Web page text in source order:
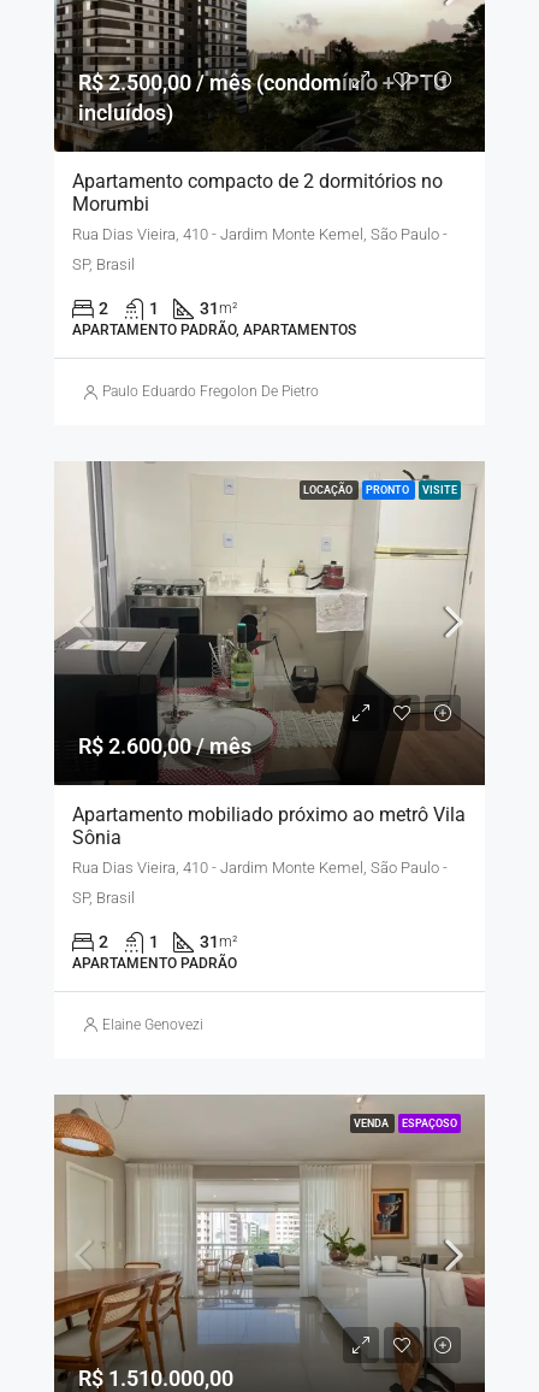
R$ 2.500,00 / mês (condomínio + IPTU
incluídos)
Apartamento compacto de 2 dormitórios no
Morumbi
Rua Dias Vieira, 410 - Jardim Monte Kemel, São Paulo -
SP, Brasil
2 1 31m²
APARTAMENTO PADRÃO, APARTAMENTOS
Paulo Eduardo Fregolon De Pietro
LOCAÇÃO PRONTO VISITE
R$ 2.600,00 / mês
Apartamento mobiliado próximo ao metrô Vila
Sônia
Rua Dias Vieira, 410 - Jardim Monte Kemel, São Paulo -
SP, Brasil
2 1 31m²
APARTAMENTO PADRÃO
Elaine Genovezi
VENDA ESPAÇOSO
R$ 1.510.000,00